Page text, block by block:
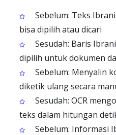
Sebelum: Teks
bisa dipilih atau dicari
Sesudah: Baris
dipilih untuk dokumen
Sebelum: Menyalin
diketik ulang secara
Sesudah: OCR
teks dalam hitungan
Sebelum: Informasi